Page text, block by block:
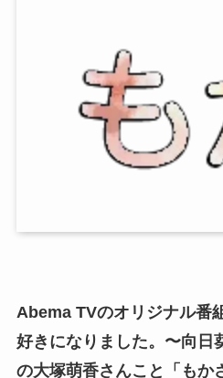
Abema TVのオリジナル番
好きになりました。〜向日
の大塚萌香さんこと「 もか